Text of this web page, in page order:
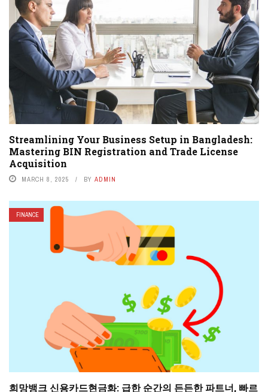
Streamlining Your Business Setup in Bangladesh:
Mastering BIN Registration and Trade License
Acquisition
MARCH 8, 2025 BY ADMIN
FINANCE
희망뱅크 신용카드현금화: 급한 순간의 든든한 파트너, 빠르